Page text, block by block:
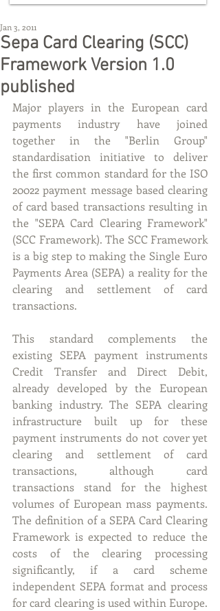
Sepa Card Clearing (SCC)
Framework Version 1.0
published
Jan 3, 2011
Major players in the European card
payments industry have joined
together in the "Berlin Group"
standardisation initiative to deliver
the first common standard for the ISO
20022 payment message based clearing
of card based transactions resulting in
the "SEPA Card Clearing Framework"
(SCC Framework). The SCC Framework
is a big step to making the Single Euro
Payments Area (SEPA) a reality for the
clearing and settlement of card
transactions.
This standard complements the
existing SEPA payment instruments
Credit Transfer and Direct Debit,
already developed by the European
banking industry. The SEPA clearing
infrastructure built up for these
payment instruments do not cover yet
clearing and settlement of card
transactions, although card
transactions stand for the highest
volumes of European mass payments.
The definition of a SEPA Card Clearing
Framework is expected to reduce the
costs of the clearing processing
significantly, if a card scheme
independent SEPA format and process
for card clearing is used within Europe.